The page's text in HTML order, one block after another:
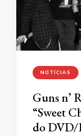
NOTÍCIAS
Guns n’
“Sweet
do DVD/